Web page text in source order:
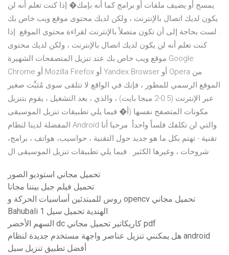
يمسح أو يضيف ملفات أو برامج كما أنه بإمك� إذا كنت تعلم أنه لن
يكون لديك اتصال بالإنترنت ، ولكن لديك محتوى موقع ويب خاص بك
. لست بحاجة إلى أن تكون متصلاً بالإنترنت لقراءة محتوى الموقع. إذا
كنت تعلم أنه لن يكون لديك اتصال بالإنترنت ، ولكن لديك محتوى
موقع ويب خاص بك عند تنزيل المتصفحات الشهيرة Google
Chrome أو Mozilla Firefox أو Yandex Browser أو Opera من
الموقع الرسمي للمطور ، فإنك في الواقع لا تتلقى سوى مُثبِّت صغير
عبر الإنترنت (0.5-2 ميجا بايت) ، والذي ، بعد التشغيل ، يقوم بتنزيل
مكونات المتصفح نفسها (أ� فيما يلي تطبيقات تنزيل الموسيقى
المفضلة لدينا لنظام Android والتي لن تكلفك فلساً واحداً. مرحبا أنا
تقنية - تهتم بكل ما هو جديد حول التقنية ، حواسيب، هواتف ، برامج،
شروحات ، وغيرها الكثير . فيما يلي تطبيقات تنزيل الموسيقى ال
تحميل مجاني استوديو الصور
تحميل فيلم جبل بيننا مجانا
روس للمبتدئين أساسيات الحركة و opencv تحميل مجاني
Bahubali 1 الهندية تحميل سيل
السهم الأخضر dc كاريكاتير تحميل مجاني pdf
هل يمكنني تنزيل عناصر واجهة مستخدم جديدة لنظام android
أفضل تطبيق تنزيل سيل